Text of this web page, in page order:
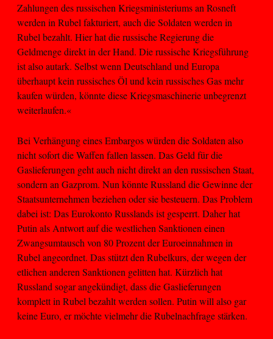
Zahlungen des russischen Kriegsministeriums an Rosneft
werden in Rubel fakturiert, auch die Soldaten werden in
Rubel bezahlt. Hier hat die russische Regierung die
Geldmenge direkt in der Hand. Die russische Kriegsführung
ist also autark. Selbst wenn Deutschland und Europa
überhaupt kein russisches Öl und kein russisches Gas mehr
kaufen würden, könnte diese Kriegsmaschinerie unbegrenzt
weiterlaufen.«
Bei Verhängung eines Embargos würden die Soldaten also
nicht sofort die Waffen fallen lassen. Das Geld für die
Gaslieferungen geht auch nicht direkt an den russischen Staat,
sondern an Gazprom. Nun könnte Russland die Gewinne der
Staatsunternehmen beziehen oder sie besteuern. Das Problem
dabei ist: Das Eurokonto Russlands ist gesperrt. Daher hat
Putin als Antwort auf die westlichen Sanktionen einen
Zwangsumtausch von 80 Prozent der Euroeinnahmen in
Rubel angeordnet. Das stützt den Rubelkurs, der wegen der
etlichen anderen Sanktionen gelitten hat. Kürzlich hat
Russland sogar angekündigt, dass die Gaslieferungen
komplett in Rubel bezahlt werden sollen. Putin will also gar
keine Euro, er möchte vielmehr die Rubelnachfrage stärken.